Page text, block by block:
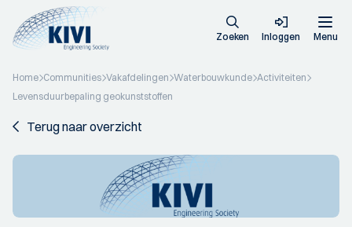
Zoeken Inloggen Menu
Home Communities Vakafdelingen Waterbouwkunde Activiteiten
Levensduurbepaling geokunststoffen
Terug naar overzicht